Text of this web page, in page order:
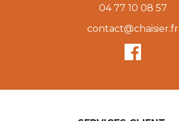
04 77 10 08 57
contact@chaisier.fr